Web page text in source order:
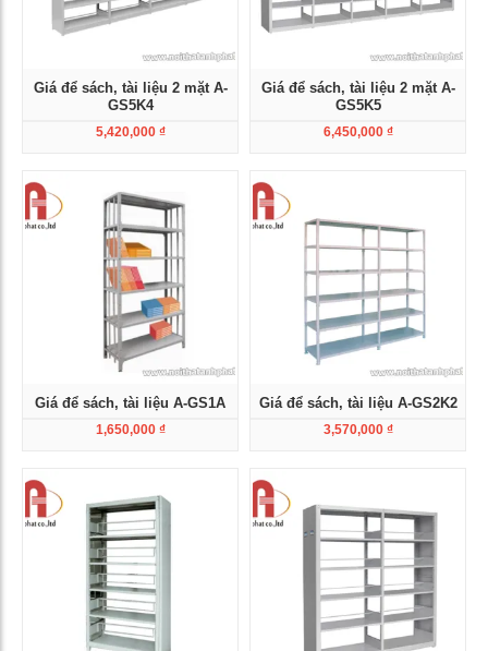
Giá để sách, tài liệu 2 mặt A-
GS5K4
5,420,000 ₫
Giá để sách, tài liệu 2 mặt A-
GS5K5
6,450,000 ₫
Giá để sách, tài liệu A-GS1A
1,650,000 ₫
Giá để sách, tài liệu A-GS2K2
3,570,000 ₫